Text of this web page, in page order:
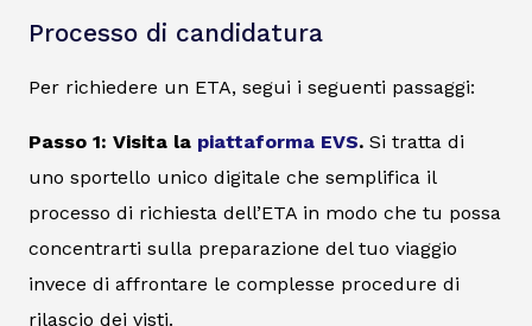
Processo di candidatura
Per richiedere un ETA, segui i seguenti passaggi:
Passo 1: Visita la piattaforma EVS. Si tratta di
uno sportello unico digitale che semplifica il
processo di richiesta dell’ETA in modo che tu possa
concentrarti sulla preparazione del tuo viaggio
invece di affrontare le complesse procedure di
rilascio dei visti.